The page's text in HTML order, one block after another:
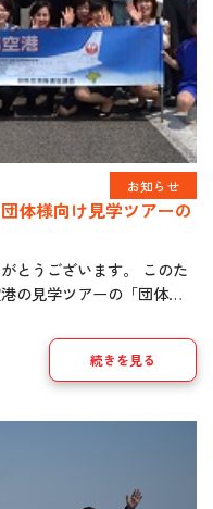
お知らせ
体様向け見学ツアーの
とうございます。 このた
の見学ツアーの「団体様
ス」に限定（人数は１１名～２７名）です。 […]
続きを見る